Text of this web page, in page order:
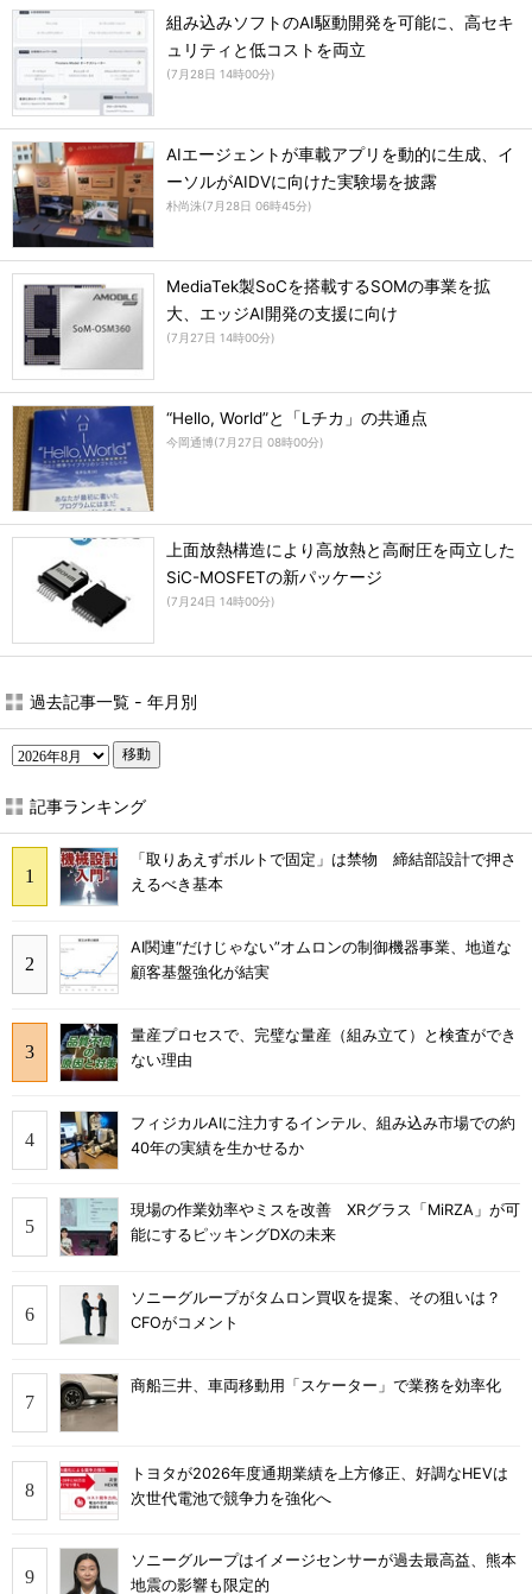
組み込みソフトのAI駆動開発を可能に、高セキ
ュリティと低コストを両立
(7月28日 14時00分)
AIエージェントが車載アプリを動的に生成、イ
ーソルがAIDVに向けた実験場を披露
朴尚洙(7月28日 06時45分)
MediaTek製SoCを搭載するSOMの事業を拡
大、エッジAI開発の支援に向け
(7月27日 14時00分)
“Hello, World”と「Lチカ」の共通点
今岡通博(7月27日 08時00分)
上面放熱構造により高放熱と高耐圧を両立した
SiC-MOSFETの新パッケージ
(7月24日 14時00分)
過去記事一覧 - 年月別
移動
記事ランキング
「取りあえずボルトで固定」は禁物 締結部設計で押さ
えるべき基本
AI関連“だけじゃない”オムロンの制御機器事業、地道な
顧客基盤強化が結実
量産プロセスで、完璧な量産（組み立て）と検査ができ
ない理由
フィジカルAIに注力するインテル、組み込み市場での約
40年の実績を生かせるか
現場の作業効率やミスを改善 XRグラス「MiRZA」が可
能にするピッキングDXの未来
ソニーグループがタムロン買収を提案、その狙いは？
CFOがコメント
商船三井、車両移動用「スケーター」で業務を効率化
トヨタが2026年度通期業績を上方修正、好調なHEVは
次世代電池で競争力を強化へ
ソニーグループはイメージセンサーが過去最高益、熊本
地震の影響も限定的